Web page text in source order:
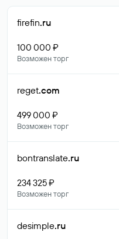
firefin.ru
100 000 ₽
Возможен торг
reget.com
499 000 ₽
Возможен торг
bontranslate.ru
234 325 ₽
Возможен торг
desimple.ru